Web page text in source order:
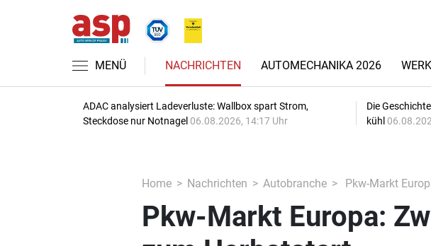
MENÜ NACHRICHTEN AUTOMECHANIKA 2026
ADAC analysiert Ladeverluste: Wallbox spart Strom,
Steckdose nur Notnagel 06.08.2026, 14:17 Uhr
Die
kühl
Home Nachrichten Autobranche Pkw-Markt
Pkw-Markt Europa: